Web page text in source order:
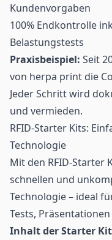
Kundenvorgaben
100% Endkontrolle
Belastungstests
Praxisbeispiel: Seit
von herpa print die
Jeder Schritt wird
und vermieden.
RFID-Starter Kits:
Technologie
Mit den RFID-Starter
schnellen und
Technologie – ideal
Tests,
Inhalt der Starter